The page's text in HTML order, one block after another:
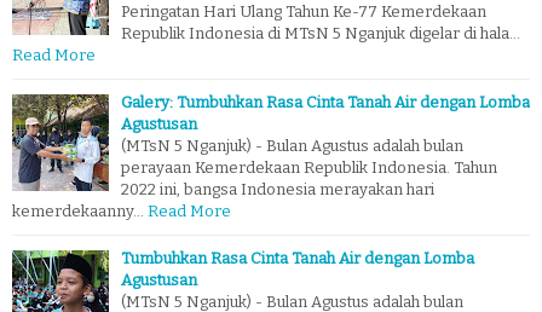
Peringatan Hari Ulang Tahun Ke-77 Kemerdekaan
Republik Indonesia di MTsN 5 Nganjuk digelar di hala…
Read More
Galery: Tumbuhkan Rasa Cinta Tanah Air dengan Lomba
Agustusan
(MTsN 5 Nganjuk) - Bulan Agustus adalah bulan
perayaan Kemerdekaan Republik Indonesia. Tahun
2022 ini, bangsa Indonesia merayakan hari
kemerdekaanny…
Read More
Tumbuhkan Rasa Cinta Tanah Air dengan Lomba
Agustusan
(MTsN 5 Nganjuk) - Bulan Agustus adalah bulan